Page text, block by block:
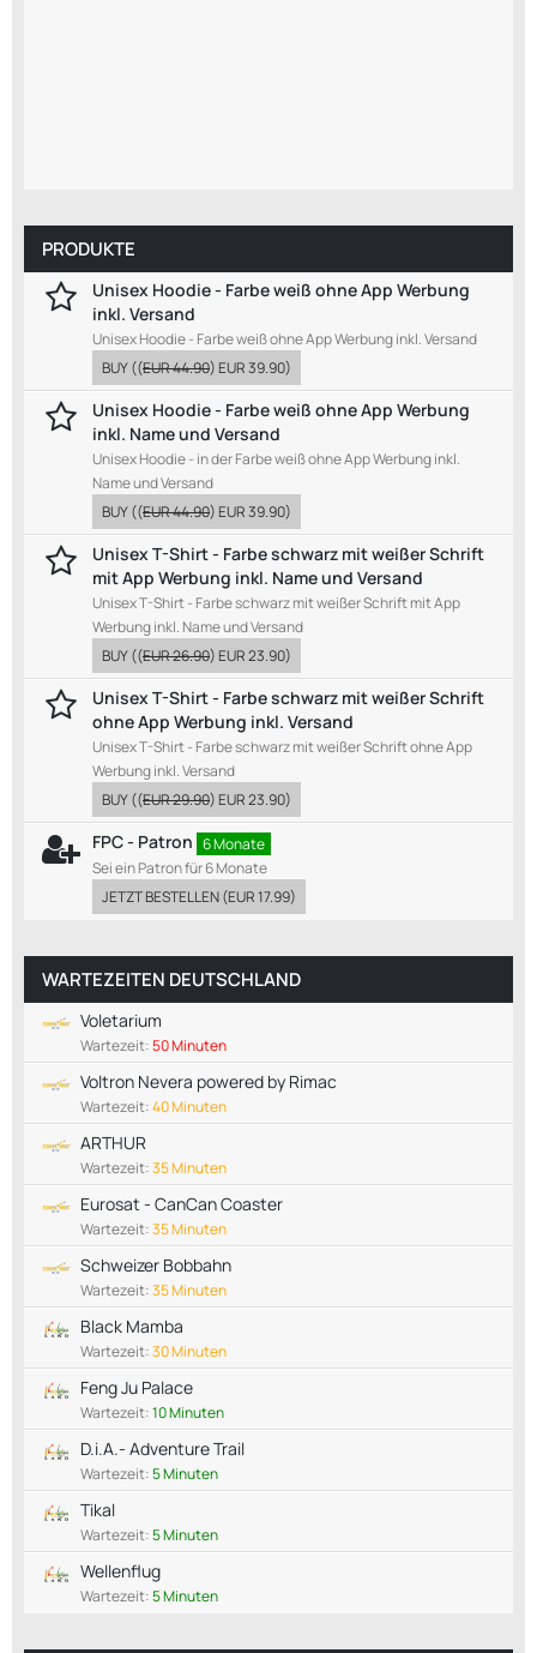
PRODUKTE
Unisex Hoodie - Farbe weiß ohne App Werbung
inkl. Versand
Unisex Hoodie - Farbe weiß ohne App Werbung inkl. Versand
BUY((EUR 44.90)EUR 39.90)
Unisex Hoodie - Farbe weiß ohne App Werbung
inkl. Name und Versand
Unisex Hoodie - in der Farbe weiß ohne App Werbung inkl.
Name und Versand
BUY((EUR 44.90)EUR 39.90)
Unisex T-Shirt - Farbe schwarz mit weißer Schrift
mit App Werbung inkl. Name und Versand
Unisex T-Shirt - Farbe schwarz mit weißer Schrift mit App
Werbung inkl. Name und Versand
BUY((EUR 26.90)EUR 23.90)
Unisex T-Shirt - Farbe schwarz mit weißer Schrift
ohne App Werbung inkl. Versand
Unisex T-Shirt - Farbe schwarz mit weißer Schrift ohne App
Werbung inkl. Versand
BUY((EUR 29.90)EUR 23.90)
FPC - Patron 6 Monate
Sei ein Patron für 6 Monate
JETZT BESTELLEN(EUR 17.99)
WARTEZEITEN DEUTSCHLAND
Voletarium
Wartezeit:50 Minuten
Voltron Nevera powered by Rimac
Wartezeit:40 Minuten
ARTHUR
Wartezeit:35 Minuten
Eurosat - CanCan Coaster
Wartezeit:35 Minuten
Schweizer Bobbahn
Wartezeit:35 Minuten
Black Mamba
Wartezeit:30 Minuten
Feng Ju Palace
Wartezeit:10 Minuten
D.i.A.- Adventure Trail
Wartezeit:5 Minuten
Tikal
Wartezeit:5 Minuten
Wellenflug
Wartezeit:5 Minuten